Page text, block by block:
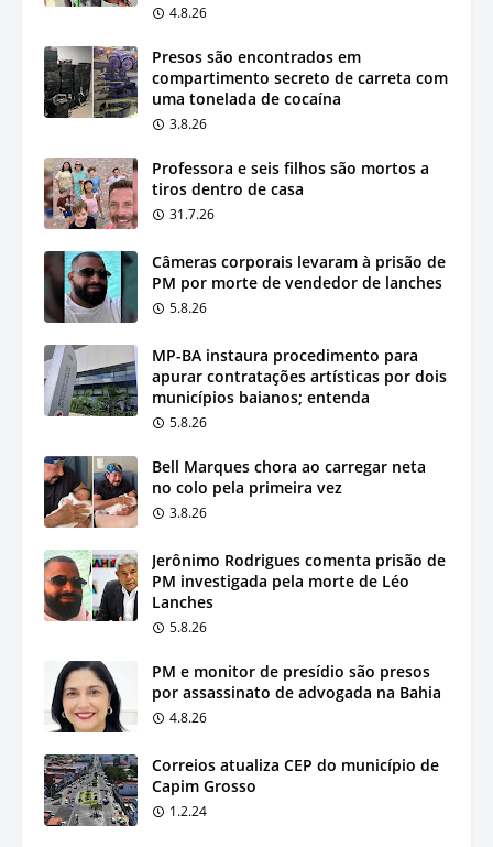
4.8.26
Presos são encontrados em
compartimento secreto de carreta com
uma tonelada de cocaína
3.8.26
Professora e seis filhos são mortos a
tiros dentro de casa
31.7.26
Câmeras corporais levaram à prisão de
PM por morte de vendedor de lanches
5.8.26
MP-BA instaura procedimento para
apurar contratações artísticas por dois
municípios baianos; entenda
5.8.26
Bell Marques chora ao carregar neta
no colo pela primeira vez
3.8.26
Jerônimo Rodrigues comenta prisão de
PM investigada pela morte de Léo
Lanches
5.8.26
PM e monitor de presídio são presos
por assassinato de advogada na Bahia
4.8.26
Correios atualiza CEP do município de
Capim Grosso
1.2.24